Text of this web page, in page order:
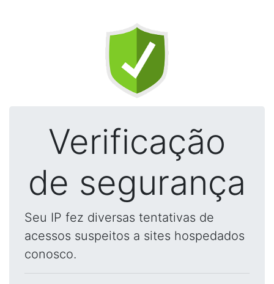
Verificação
de segurança
Seu IP fez diversas tentativas de
acessos suspeitos a sites hospedados
conosco.